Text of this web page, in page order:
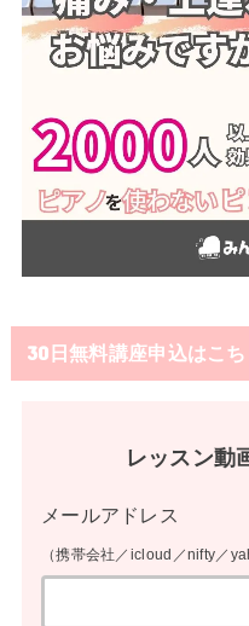
30日無料講座申込はこち
レッスン動
メールアドレス
（携帯会社／icloud／nifty／